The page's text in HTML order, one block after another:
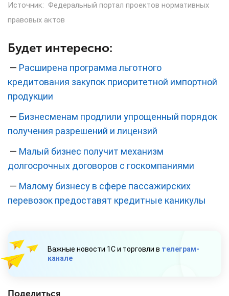
Источник: Федеральный портал проектов нормативных
правовых актов
Будет интересно:
— Расширена программа льготного
кредитования закупок приоритетной импортной
продукции
— Бизнесменам продлили упрощенный порядок
получения разрешений и лицензий
— Малый бизнес получит механизм
долгосрочных договоров с госкомпаниями
— Малому бизнесу в сфере пассажирских
перевозок предоставят кредитные каникулы
Важные новости 1С и торговли в телеграм-
канале